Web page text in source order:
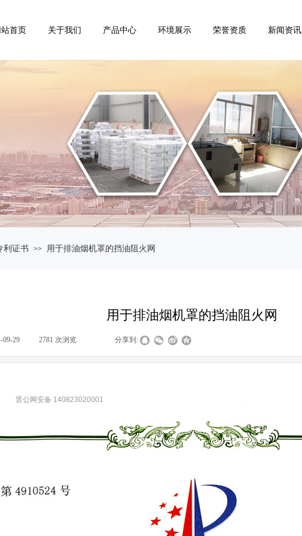
站首页 关于我们 产品中心 环境展示 荣誉资质 新闻资讯
利证书 >> 用于排油烟机罩的挡油阻火网
用于排油烟机罩的挡油阻火网
09-29 2781 次浏览 分享到:
晋公网安备 14082302000154号